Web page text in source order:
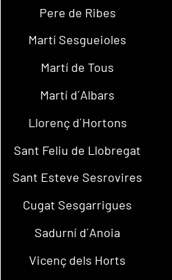
Pere de Ribes
Martí Sesgueioles
Martí de Tous
Martí d´Albars
Llorenç d´Hortons
Sant Feliu de Llobregat
Sant Esteve Sesrovires
Cugat Sesgarrigues
Sadurní d´Anoia
Vicenç dels Horts